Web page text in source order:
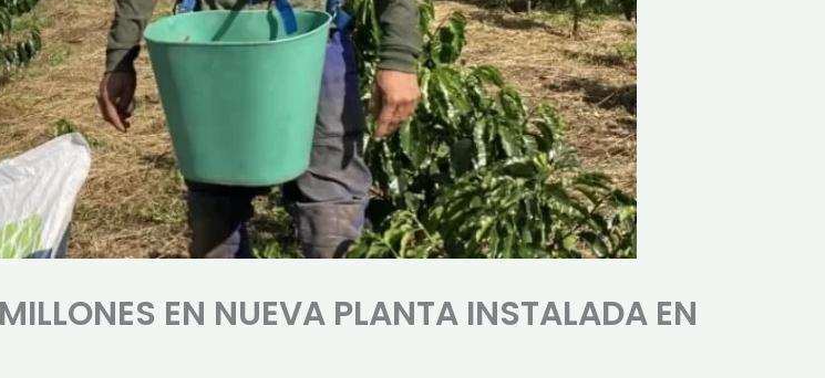
EN NUEVA PLANTA INSTALADA EN